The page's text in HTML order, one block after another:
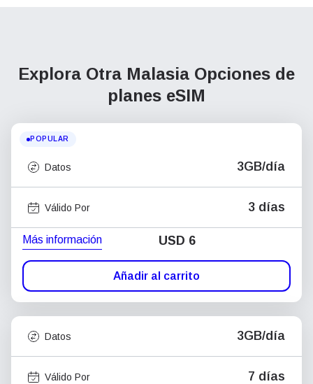
Explora Otra Malasia Opciones de
planes eSIM
POPULAR
Datos 3GB/día
Válido Por 3 días
Más información USD 6
Añadir al carrito
Datos 3GB/día
Válido Por 7 días